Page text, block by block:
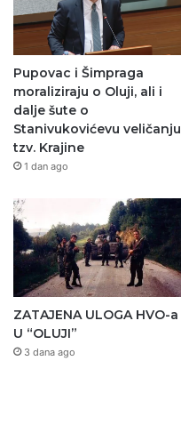
Pupovac i Šimpraga
moraliziraju o Oluji, ali i
dalje šute o
Stanivukovićevu veličanju
tzv. Krajine
1 dan ago
ZATAJENA ULOGA HVO-a
U “OLUJI”
3 dana ago